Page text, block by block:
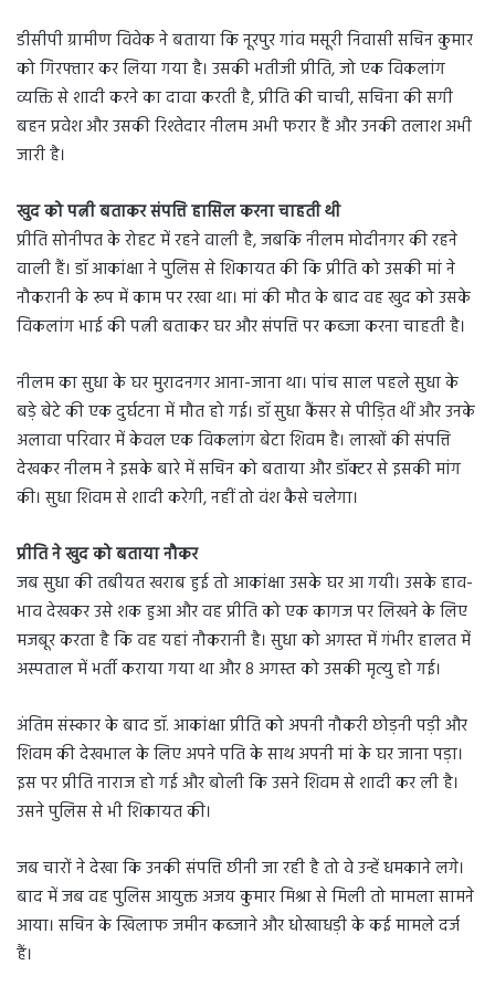
डीसीपी ग्रामीण विवेक ने बताया कि नूरपुर गांव मसूरी निवासी सचिन कुमार
को गिरफ्तार कर लिया गया है। उसकी भतीजी प्रीति, जो एक विकलांग
व्यक्ति से शादी करने का दावा करती है, प्रीति की चाची, सचिना की सगी
बहन प्रवेश और उसकी रिश्तेदार नीलम अभी फरार हैं और उनकी तलाश अभी
जारी है।
खुद को पत्नी बताकर संपत्ति हासिल करना चाहती थी
प्रीति सोनीपत के रोहट में रहने वाली है, जबकि नीलम मोदीनगर की रहने
वाली हैं। डॉ आकांक्षा ने पुलिस से शिकायत की कि प्रीति को उसकी मां ने
नौकरानी के रूप में काम पर रखा था। मां की मौत के बाद वह खुद को उसके
विकलांग भाई की पत्नी बताकर घर और संपत्ति पर कब्जा करना चाहती है।
नीलम का सुधा के घर मुरादनगर आना-जाना था। पांच साल पहले सुधा के
बड़े बेटे की एक दुर्घटना में मौत हो गई। डॉ सुधा कैंसर से पीड़ित थीं और उनके
अलावा परिवार में केवल एक विकलांग बेटा शिवम है। लाखों की संपत्ति
देखकर नीलम ने इसके बारे में सचिन को बताया और डॉक्टर से इसकी मांग
की। सुधा शिवम से शादी करेगी, नहीं तो वंश कैसे चलेगा।
प्रीति ने खुद को बताया नौकर
जब सुधा की तबीयत खराब हुई तो आकांक्षा उसके घर आ गयी। उसके हाव-
भाव देखकर उसे शक हुआ और वह प्रीति को एक कागज पर लिखने के लिए
मजबूर करता है कि वह यहां नौकरानी है। सुधा को अगस्त में गंभीर हालत में
अस्पताल में भर्ती कराया गया था और 8 अगस्त को उसकी मृत्यु हो गई।
अंतिम संस्कार के बाद डॉ. आकांक्षा प्रीति को अपनी नौकरी छोड़नी पड़ी और
शिवम की देखभाल के लिए अपने पति के साथ अपनी मां के घर जाना पड़ा।
इस पर प्रीति नाराज हो गई और बोली कि उसने शिवम से शादी कर ली है।
उसने पुलिस से भी शिकायत की।
जब चारों ने देखा कि उनकी संपत्ति छीनी जा रही है तो वे उन्हें धमकाने लगे।
बाद में जब वह पुलिस आयुक्त अजय कुमार मिश्रा से मिली तो मामला सामने
आया। सचिन के खिलाफ जमीन कब्जाने और धोखाधड़ी के कई मामले दर्ज
हैं।